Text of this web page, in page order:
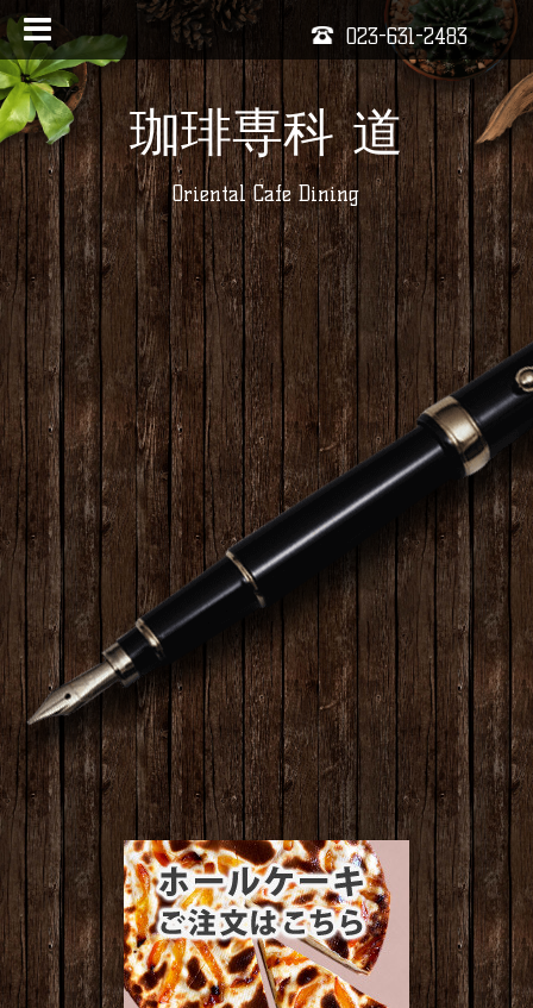
023-631-2483
珈琲専科 道
Oriental Cafe Dining